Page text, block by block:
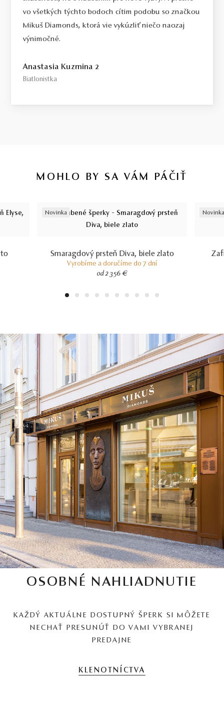
vo všetkých týchto bodoch cítim podobu so značkou
Mikuš Diamonds, ktorá vie vykúzliť niečo naozaj
výnimočné.
Anastasia Kuzmina 2
Biatlonistka
MOHLO BY SA VÁM PÁČIŤ
Novinka
Smaragdový prsteň Diva, biele zlato
Vyrobíme a doručíme do 7 dní
od 2 356 €
Novinka
1 2 3 4 5 6 7 8 9 10
OSOBNÉ NAHLIADNUTIE
KAŽDÝ AKTUÁLNE DOSTUPNÝ ŠPERK SI MÔŽETE
NECHAŤ PRESUNÚŤ DO VAMI VYBRANEJ
PREDAJNE
KLENOTNÍCTVA